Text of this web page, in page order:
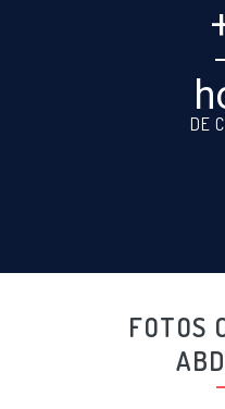
DE
FOTOS